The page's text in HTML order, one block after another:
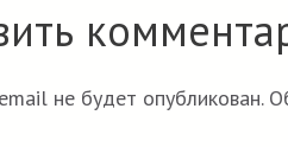
не будет опубликован.